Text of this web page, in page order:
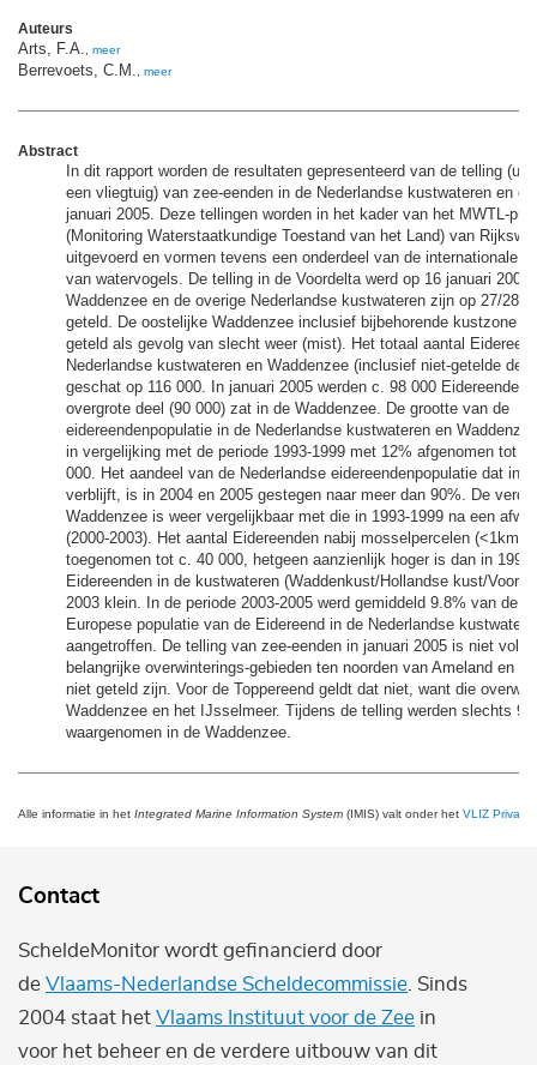
Auteurs
Arts, F.A. meer
Berrevoets, C.M. meer
Abstract
In dit rapport worden de resultaten gepresenteerd van de telling
een vliegtuig) van zee-eenden in de Nederlandse kustwateren en
januari 2005. Deze tellingen worden in het kader van het MWTL-
(Monitoring Waterstaatkundige Toestand van het Land) van
uitgevoerd en vormen tevens een onderdeel van de internationale
van watervogels. De telling in de Voordelta werd op 16 januari 2005
Waddenzee en de overige Nederlandse kustwateren zijn op 27/28
geteld. De oostelijke Waddenzee inclusief bijbehorende kustzone
geteld als gevolg van slecht weer (mist). Het totaal aantal
Nederlandse kustwateren en Waddenzee (inclusief niet-getelde
geschat op 116 000. In januari 2005 werden c. 98 000 Eidereenden
overgrote deel (90 000) zat in de Waddenzee. De grootte van de
eidereendenpopulatie in de Nederlandse kustwateren en
in vergelijking met de periode 1993-1999 met 12% afgenomen tot
000. Het aandeel van de Nederlandse eidereendenpopulatie dat in
verblijft, is in 2004 en 2005 gestegen naar meer dan 90%. De
Waddenzee is weer vergelijkbaar met die in 1993-1999 na een
(2000-2003). Het aantal Eidereenden nabij mosselpercelen (<1km)
toegenomen tot c. 40 000, hetgeen aanzienlijk hoger is dan in
Eidereenden in de kustwateren (Waddenkust/Hollandse kust/
2003 klein. In de periode 2003-2005 werd gemiddeld 9.8% van de
Europese populatie van de Eidereend in de Nederlandse
aangetroffen. De telling van zee-eenden in januari 2005 is niet
belangrijke overwinterings-gebieden ten noorden van Ameland en
niet geteld zijn. Voor de Toppereend geldt dat niet, want die
Waddenzee en het IJsselmeer. Tijdens de telling werden slechts
waargenomen in de Waddenzee.
Alle informatie in het Integrated Marine Information System (IMIS) valt onder het VLIZ Privacy
Contact
ScheldeMonitor wordt gefinancierd door
de Vlaams-Nederlandse Scheldecommissie . Sinds
2004 staat het Vlaams Instituut voor de Zee in
voor het beheer en de verdere uitbouw van dit